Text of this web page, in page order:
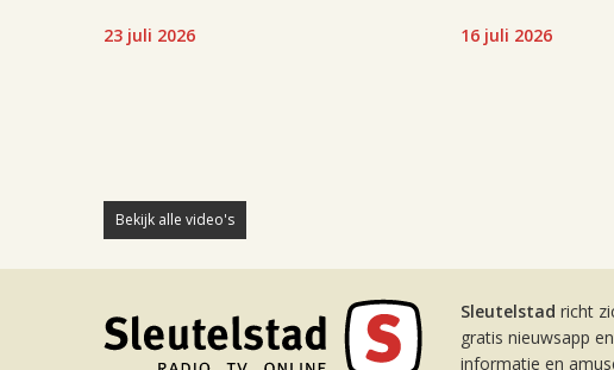
23 juli 2026 16 juli 2026
Bekijk alle video's
Sleutelstad richt
gratis nieuwsapp
informatie en